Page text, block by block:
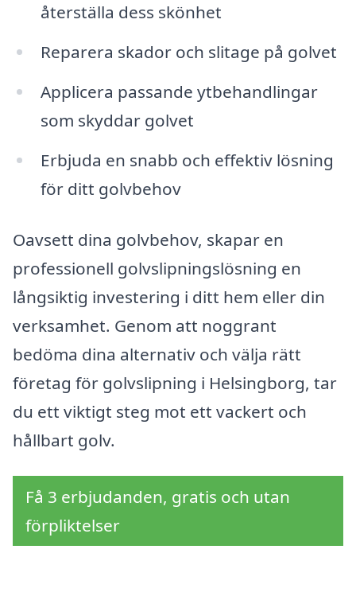
återställa dess skönhet
Reparera skador och slitage på golvet
Applicera passande ytbehandlingar
som skyddar golvet
Erbjuda en snabb och effektiv lösning
för ditt golvbehov
Oavsett dina golvbehov, skapar en
professionell golvslipningslösning en
långsiktig investering i ditt hem eller din
verksamhet. Genom att noggrant
bedöma dina alternativ och välja rätt
företag för golvslipning i Helsingborg, tar
du ett viktigt steg mot ett vackert och
hållbart golv.
Få 3 erbjudanden, gratis och utan
förpliktelser